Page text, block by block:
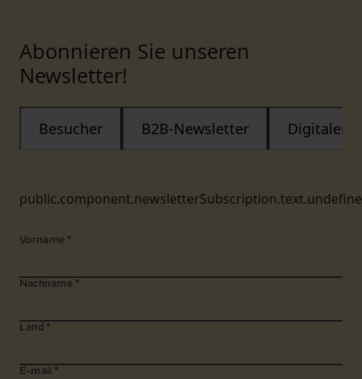
Abonnieren Sie unseren
Newsletter!
Besucher B2B-Newsletter Digitaler
Vorname *
Nachname *
Land *
E-mail *